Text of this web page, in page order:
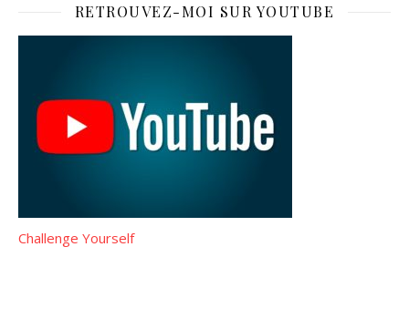
RETROUVEZ-MOI SUR YOUTUBE
Challenge Yourself